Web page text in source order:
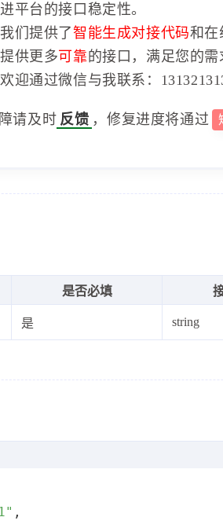
平台的接口稳定性。
们提供了智能生成对接代码和在
供更多可靠的接口，满足您的需
迎通过微信与我联系：
请及时 反馈 ，修复进度将通过
是否必填
是 string
,